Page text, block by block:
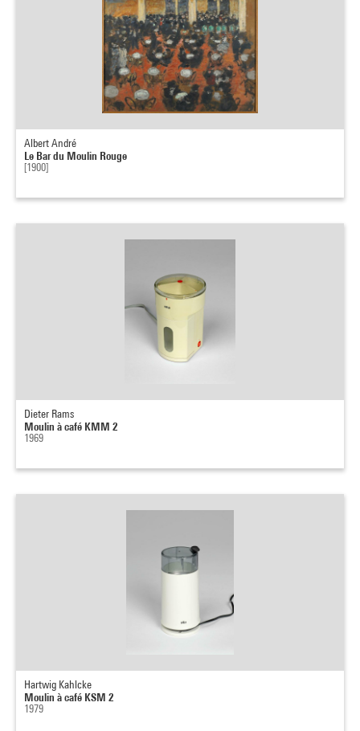
Albert André
Le Bar du Moulin Rouge
[1900]
Dieter Rams
Moulin à café KMM 2
1969
Hartwig Kahlcke
Moulin à café KSM 2
1979